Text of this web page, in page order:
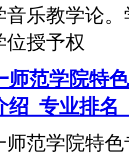
音乐教学论
位授予权
师范学院特
绍_专业排名
师范学院特